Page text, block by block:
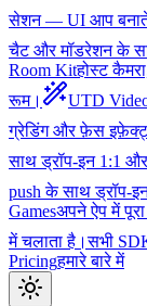
सेशन — UI आप
चैट और मॉडरेशन के
Room Kitहोस्ट
रूम।
UTD
ग्रेडिंग और फ़ेस
साथ ड्रॉप-इन 1:1
push के साथ ड्रॉप-
Gamesअपने ऐप में
में चलाता है।सभी
Pricingहमारे बारे में